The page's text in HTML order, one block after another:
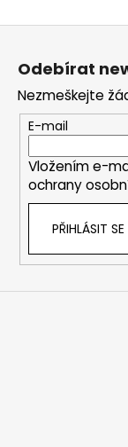
Z
Odebírat
Nezmeškejte
E-mail
Vložením e-
ochrany
PŘIHLÁSIT SE